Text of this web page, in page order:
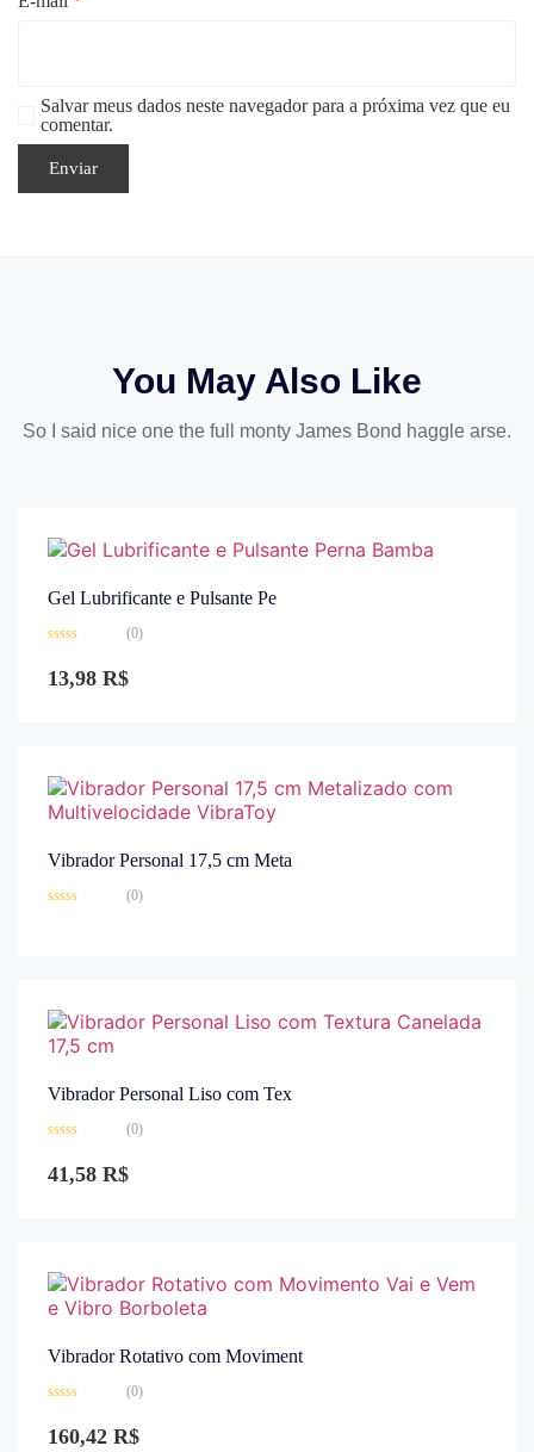
Salvar meus dados neste navegador para a próxima vez que eu
comentar.
You May Also Like
So I said nice one the full monty James Bond haggle arse.
Gel Lubrificante e Pulsante Pe
0
de
(0)
13,98 R$
Vibrador Personal 17,5 cm Meta
(0)
Vibrador Personal Liso com Tex
0
de
(0)
41,58 R$
Vibrador Rotativo com Moviment
0
de
(0)
160,42 R$